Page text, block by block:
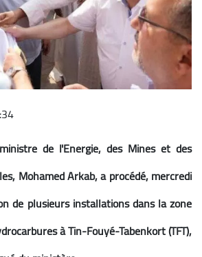
de l'Energie, des Mines et des
Mohamed Arkab, a procédé, mercredi
de plusieurs installations dans la zone
à Tin-Fouyé-Tabenkort (TFT),